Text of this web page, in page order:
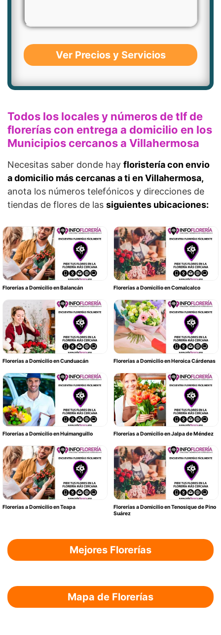
Ver Precios y Servicios
Todos los locales y números de tlf de
florerías con entrega a domicilio en los
Municipios cercanos a Villahermosa
Necesitas saber donde hay floristería con envio
a domicilio más cercanas a ti en Villahermosa,
anota los números telefónicos y direcciones de
tiendas de flores de las siguientes ubicaciones:
Florerías a Domicilio en Balancán Florerías a Domicilio en Comalcalco
Florerías a Domicilio en Cunduacán Florerías a Domicilio en Heroica Cárdenas
Florerías a Domicilio en Huimanguillo Florerías a Domicilio en Jalpa de Méndez
Florerías a Domicilio en Teapa
Florerías a Domicilio en Tenosique de Pino
Suárez
Mejores Florerías
Mapa de Florerías